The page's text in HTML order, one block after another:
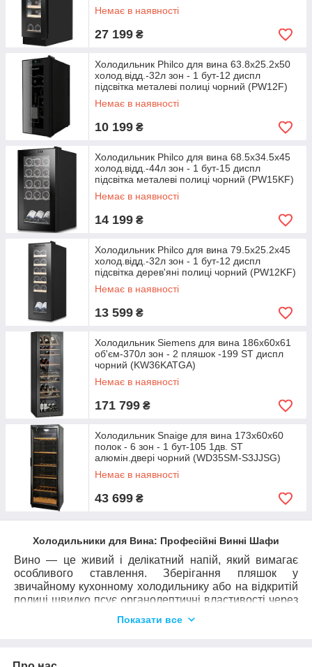
Немає в наявності
27 199 ₴
Холодильник Philco для вина 63.8х25.2х50
холод.відд.-32л зон - 1 бут-12 диспл
підсвітка металеві полиці чорний (PW12F)
Немає в наявності
10 199 ₴
Холодильник Philco для вина 68.5х34.5х45
холод.відд.-44л зон - 1 бут-15 диспл
підсвітка металеві полиці чорний (PW15KF)
Немає в наявності
14 199 ₴
Холодильник Philco для вина 79.5х25.2х45
холод.відд.-32л зон - 1 бут-12 диспл
підсвітка дерев'яні полиці чорний (PW12KF)
Немає в наявності
13 599 ₴
Холодильник Siemens для вина 186x60x61
об'єм-370л зон - 2 пляшок -199 ST диспл
чорний (KW36KATGA)
Немає в наявності
171 799 ₴
Холодильник Snaige для вина 173x60х60
полок - 6 зон - 1 бут-105 1дв. ST
алюмін.двері чорний (WD35SM-S3JJSG)
Немає в наявності
43 699 ₴
Холодильники для Вина: Професійні Винні Шафи
Вино — це живий і делікатний напій, який вимагає
особливого ставлення. Зберігання пляшок у
звичайному кухонному холодильнику або на відкритій
полиці швидко псує органолептичні властивості через
"Винні холодильники"
Показати все